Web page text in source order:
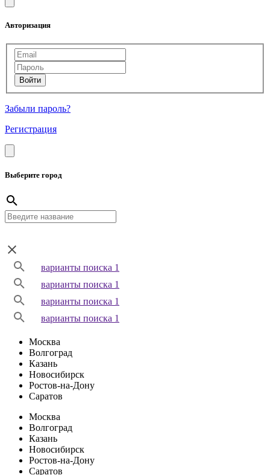
Авторизация
Забыли пароль?
Регистрация
Выберите город
варианты поиска 1
варианты поиска 1
варианты поиска 1
варианты поиска 1
Москва
Волгоград
Казань
Новосибирск
Ростов-на-Дону
Саратов
Москва
Волгоград
Казань
Новосибирск
Ростов-на-Дону
Саратов